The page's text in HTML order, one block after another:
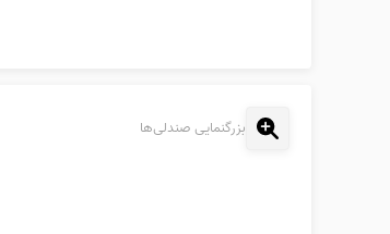
بزرگنمایی صندلی‌ها